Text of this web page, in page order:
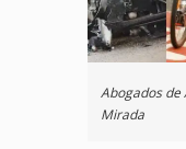
Abogados de
Mirada